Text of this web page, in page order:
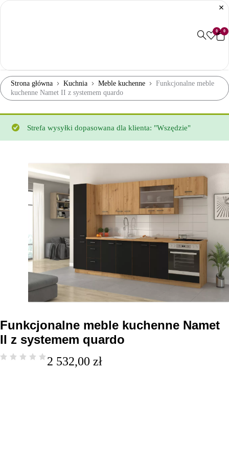
0 0
Strona główna Kuchnia Meble kuchenne
Funkcjonalne meble
kuchenne Namet II z systemem quardo
Strefa wysyłki dopasowana dla klienta: "Wszędzie"
Funkcjonalne meble kuchenne Namet
II z systemem quardo
2 532,00 zł